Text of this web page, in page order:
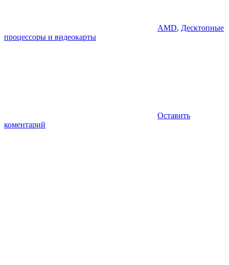
AMD, Десктопные
процессоры и видеокарты
Оставить
коментарий